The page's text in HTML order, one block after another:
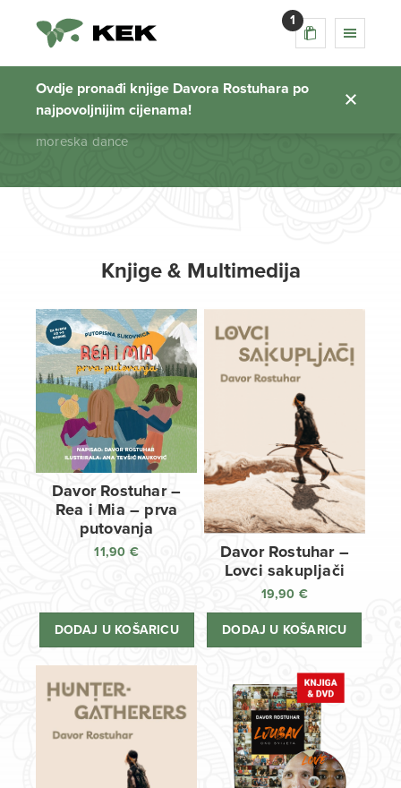
1
Ovdje pronađi knjige Davora Rostuhara po
najpovoljnijim cijenama!
moreska dance
Početna stranica
moreska dance
Knjige & Multimedija
Davor Rostuhar –
Rea i Mia – prva
putovanja
11,90 €
DODAJ U KOŠARICU
Davor Rostuhar –
Lovci sakupljači
19,90 €
DODAJ U KOŠARICU